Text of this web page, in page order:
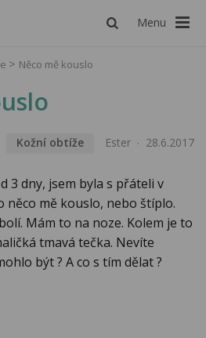
Menu
Něco mě kouslo
Kožní obtíže Ester 28.6.2017
3 dny, jsem byla s přáteli v
něco mě kouslo, nebo štíplo.
Mám to na noze. Kolem je to
tmavá tečka. Nevíte
být ? A co s tím dělat ?